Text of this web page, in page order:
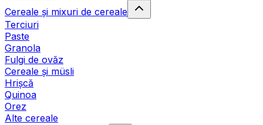
Cereale și mixuri de cereale
Terciuri
Paste
Granola
Fulgi de ovăz
Cereale și müsli
Hrișcă
Quinoa
Orez
Alte cereale